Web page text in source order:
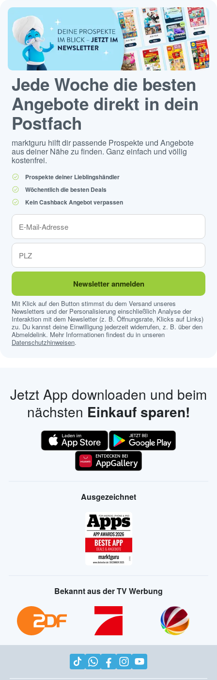
Jede Woche die besten
Angebote direkt in dein
Postfach
marktguru hilft dir passende Prospekte und Angebote
aus deiner Nähe zu finden. Ganz einfach und völlig
kostenfrei.
Prospekte deiner Lieblingshändler
Wöchentlich die besten Deals
Kein Cashback Angebot verpassen
Newsletter anmelden
Mit Klick auf den Button stimmst du dem Versand unseres
Newsletters und der Personalisierung einschließlich Analyse der
Interaktion mit dem Newsletter (z. B. Öffnungsrate, Klicks auf Links)
zu. Du kannst deine Einwilligung jederzeit widerrufen, z. B. über den
Abmeldelink. Mehr Informationen findest du in unseren
Datenschutzhinweisen.
Jetzt App downloaden und beim
nächsten Einkauf sparen!
Ausgezeichnet
Bekannt aus der TV Werbung